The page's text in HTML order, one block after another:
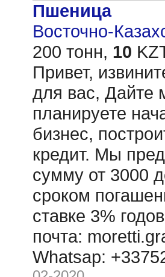
Пшеница
Восточно-
200 тонн, 10
Привет,
для вас, Дайте
планируете
бизнес,
кредит. Мы
сумму от 3000
сроком
ставке 3%
почта:
Whatsap: